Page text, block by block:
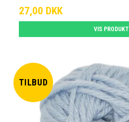
27,00 DKK
VIS PRODUKT
TILBUD